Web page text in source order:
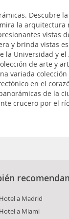
Descubre
la
vistas
y brinda vistas
la Universidad y el
de arte y
variada
en el
de la
crucero por el
a Madrid
a Miami